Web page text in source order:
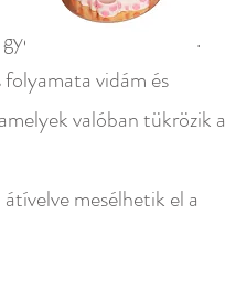
személyiségét.
vidám és
valóban tükrözik a
mesélhetik el a